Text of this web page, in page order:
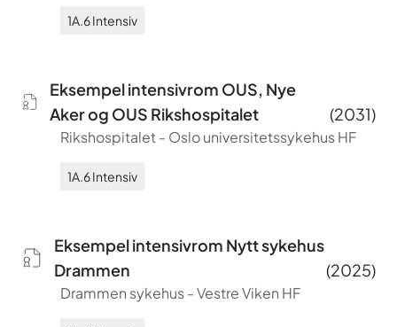
1A.6Intensiv
Eksempel intensivrom OUS, Nye
Aker og OUS Rikshospitalet
(2031)
Rikshospitalet - Oslo universitetssykehus HF
1A.6Intensiv
Eksempel intensivrom Nytt sykehus
Drammen
(2025)
Drammen sykehus-Vestre Viken HF